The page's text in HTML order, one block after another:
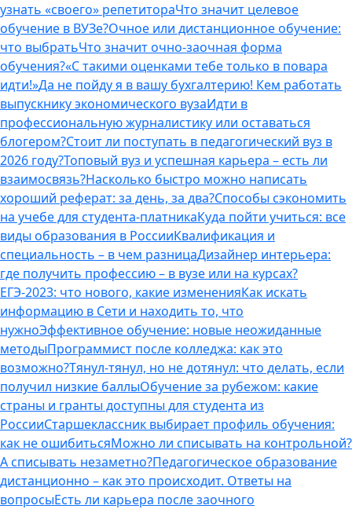
узнать «своего» репетитораЧто значит целевое
обучение в ВУЗе?Очное или дистанционное обучение:
что выбратьЧто значит очно-заочная форма
обучения?«С такими оценками тебе только в повара
идти!»Да не пойду я в вашу бухгалтерию! Кем работать
выпускнику экономического вузаИдти в
профессиональную журналистику или оставаться
блогером?Стоит ли поступать в педагогический вуз в
2026 году?Топовый вуз и успешная карьера – есть ли
взаимосвязь?Насколько быстро можно написать
хороший реферат: за день, за два?Способы сэкономить
на учебе для студента-платникаКуда пойти учиться: все
виды образования в РоссииКвалификация и
специальность – в чем разницаДизайнер интерьера:
где получить профессию – в вузе или на курсах?
ЕГЭ-2023: что нового, какие измененияКак искать
информацию в Сети и находить то, что
нужноЭффективное обучение: новые неожиданные
методыПрограммист после колледжа: как это
возможно?Тянул-тянул, но не дотянул: что делать, если
получил низкие баллыОбучение за рубежом: какие
страны и гранты доступны для студента из
РоссииСтаршеклассник выбирает профиль обучения:
как не ошибитьсяМожно ли списывать на контрольной?
А списывать незаметно?Педагогическое образование
дистанционно – как это происходит. Ответы на
вопросыЕсть ли карьера после заочного